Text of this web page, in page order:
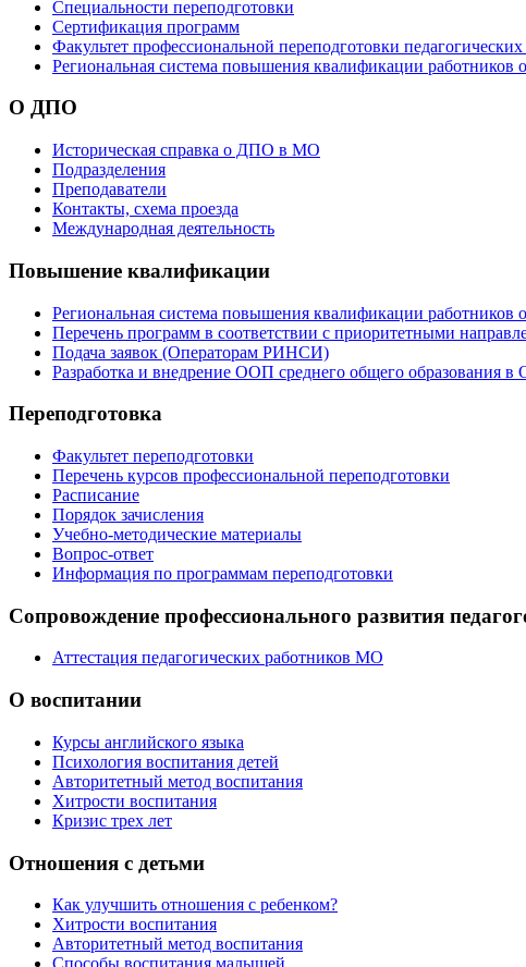
Специальности переподготовки
Сертификация программ
Факультет профессиональной переподготовки
Региональная система повышения квалификации работников
О ДПО
Историческая справка о ДПО в МО
Подразделения
Преподаватели
Контакты, схема проезда
Международная деятельность
Повышение квалификации
Региональная система повышения квалификации работников
Перечень программ в соответствии с приоритетными
Подача заявок (Операторам РИНСИ)
Разработка и внедрение ООП среднего общего образования в
Переподготовка
Факультет переподготовки
Перечень курсов профессиональной переподготовки
Расписание
Порядок зачисления
Учебно-методические материалы
Вопрос-ответ
Информация по программам переподготовки
Сопровождение профессионального развития
Аттестация педагогических работников МО
О воспитании
Курсы английского языка
Психология воспитания детей
Авторитетный метод воспитания
Хитрости воспитания
Кризис трех лет
Отношения с детьми
Как улучшить отношения с ребенком?
Хитрости воспитания
Авторитетный метод воспитания